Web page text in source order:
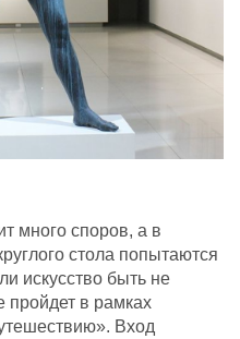
много споров, а в
стола попытаются
искусство быть не
в рамках
Вход